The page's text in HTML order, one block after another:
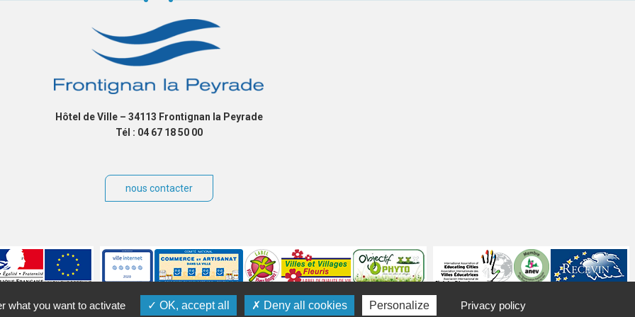
Hôtel de Ville – 34113 Frontignan la Peyrade
Tél : 04 67 18 50 00
nous contacter
Plan du site Contact Crédits Gérer les cookies Politique de confidentialité
what you want to activate OK, accept all Deny all cookies Personalize Privacy policy